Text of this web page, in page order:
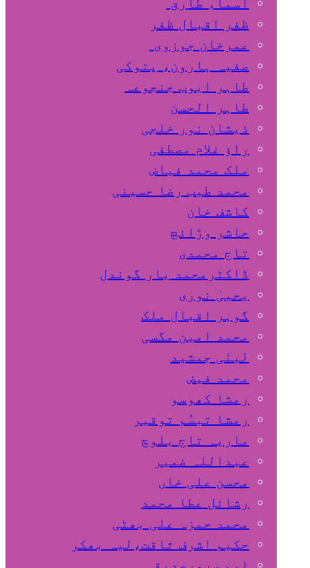
ظفر اقبال ظفر
عمرخان جوزوی
صفیہ ہارون، پتوکی
طاہر ایوب جنجوعہ
طاہر الحسن
ذیشان نور خلجی
راﺅ غلام مصطفی
ملک محمد فیاض
محمد طیب رضا حسینی
کاشف خان
حاشر وڑائچ
تاج محمدی
ڈاکٹرمحمد یار گوندل
گوہر اقبال ملک
محمد امین مگسی
لبنٰی جمشید
محمد فیض
رمشا کھوسو
رمشا تبسُم توقیر
ماریہ تاج بلوچ
عبداللہ ضمیر
محسن علی خاں
رشائل عطا محمد
محمد حمزہ علی بھٹی
حکیم اشرف ثاقت،لیہ بھکر
ایم سرورصدیقی